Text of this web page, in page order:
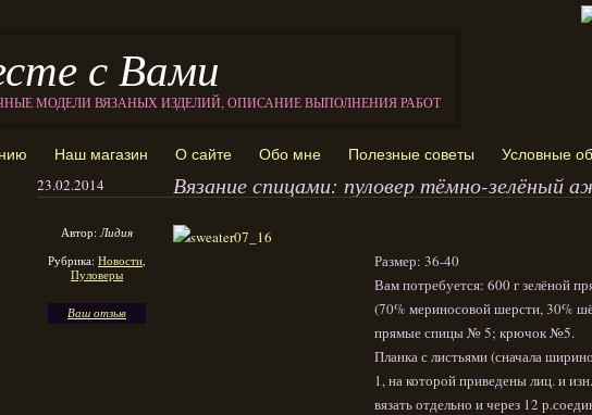
с Вами
МОДЕЛИ ВЯЗАНЫХ ИЗДЕЛИЙ, ОПИСАНИЕ ВЫПОЛНЕНИЯ РАБОТ
Наш магазин О сайте Обо мне Полезные советы Условные
23.02.2014 Вязание спицами: пуловер тёмно-зелёный
Автор:Лидия
Рубрика: Новости,
Пуловеры
Ваш отзыв
Размер: 36-40
Вам потребуется: 600 г зелёной
(70% мериносовой шерсти, 30%
прямые спицы № 5; крючок №5.
Планка с листьями (сначала
1, на которой приведены лиц. и
вязать отдельно и через 12